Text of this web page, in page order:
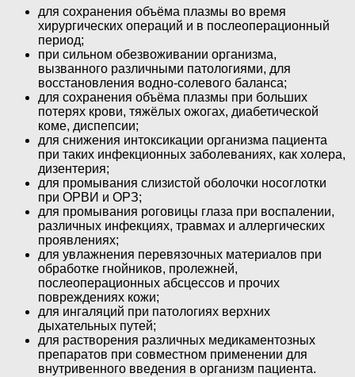
для сохранения объёма плазмы во время
хирургических операций и в послеоперационный
период;
при сильном обезвоживании организма,
вызванного различными патологиями, для
восстановления водно-солевого баланса;
для сохранения объёма плазмы при больших
потерях крови, тяжёлых ожогах, диабетической
коме, диспепсии;
для снижения интоксикации организма пациента
при таких инфекционных заболеваниях, как холера,
дизентерия;
для промывания слизистой оболочки носоглотки
при ОРВИ и ОРЗ;
для промывания роговицы глаза при воспалении,
различных инфекциях, травмах и аллергических
проявлениях;
для увлажнения перевязочных материалов при
обработке гнойников, пролежней,
послеоперационных абсцессов и прочих
повреждениях кожи;
для ингаляций при патологиях верхних
дыхательных путей;
для растворения различных медикаментозных
препаратов при совместном применении для
внутривенного введения в организм пациента.